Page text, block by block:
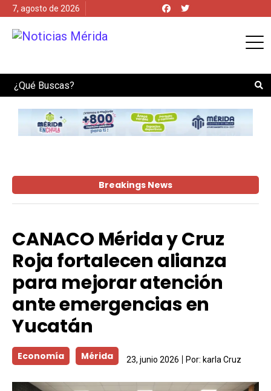
7, agosto de 2026
Search
Breakings News
CANACO Mérida y Cruz
Roja fortalecen alianza
para mejorar atención
ante emergencias en
Yucatán
Economía Mérida 23, junio 2026 Por: karla Cruz